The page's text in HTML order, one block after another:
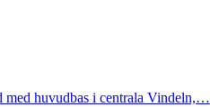
med huvudbas i centrala Vindeln,…